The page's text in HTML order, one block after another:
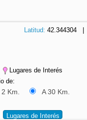
Latitud: 42.344304 |
Lugares de Interés
de:
Km. A 30 Km.
Lugares de Interés